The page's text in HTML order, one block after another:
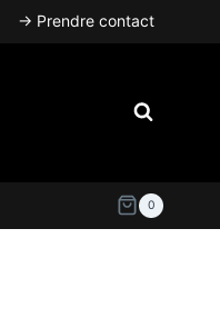
→ Prendre contact
0